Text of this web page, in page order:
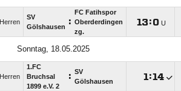
Herren
SV
Gölshausen :
FC Fatihspor
Oberderdingen
zg.
: U
Sonntag, 18.05.2025
Herren
1.FC
Bruchsal
1899 e.V. 2
: SV
Gölshausen
: